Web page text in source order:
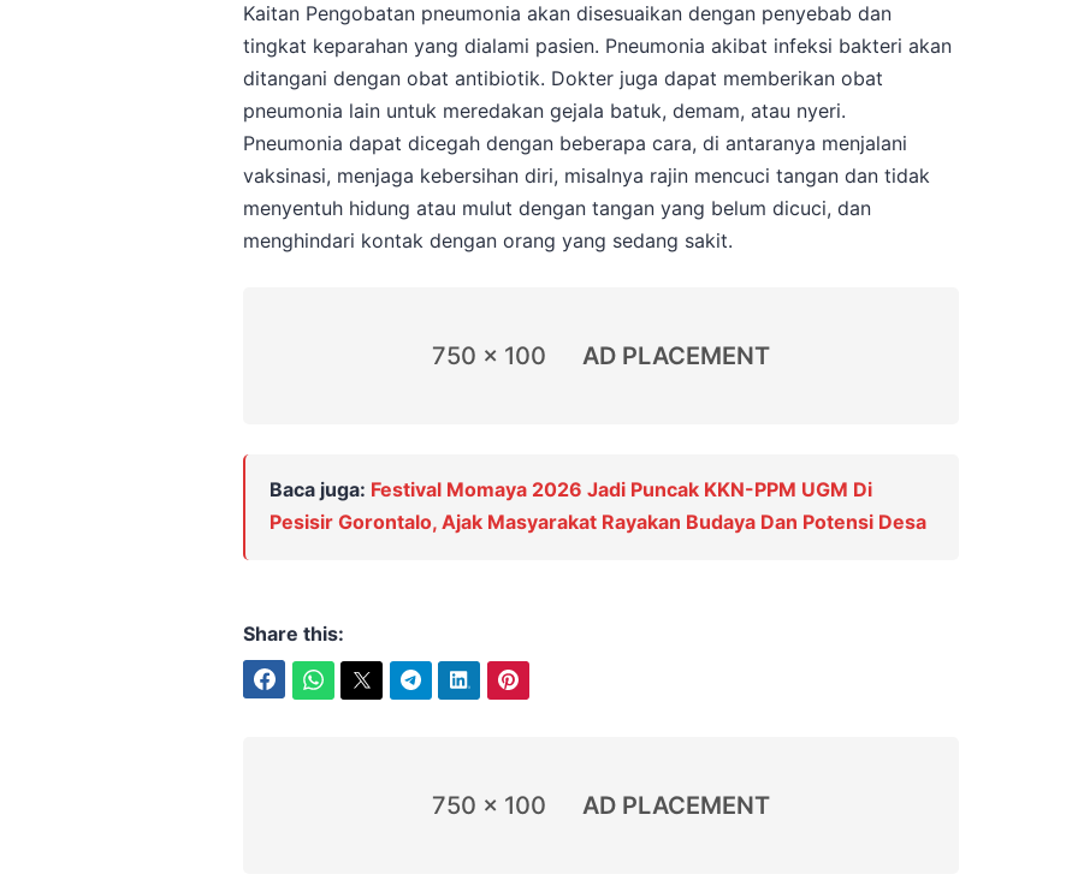
Kaitan Pengobatan pneumonia akan disesuaikan dengan penyebab dan
tingkat keparahan yang dialami pasien. Pneumonia akibat infeksi bakteri akan
ditangani dengan obat antibiotik. Dokter juga dapat memberikan obat
pneumonia lain untuk meredakan gejala batuk, demam, atau nyeri.
Pneumonia dapat dicegah dengan beberapa cara, di antaranya menjalani
vaksinasi, menjaga kebersihan diri, misalnya rajin mencuci tangan dan tidak
menyentuh hidung atau mulut dengan tangan yang belum dicuci, dan
menghindari kontak dengan orang yang sedang sakit.
750 x 100 AD PLACEMENT
Baca juga: Festival Momaya 2026 Jadi Puncak KKN-PPM UGM Di
Pesisir Gorontalo, Ajak Masyarakat Rayakan Budaya Dan Potensi Desa
Share this:
750 x 100 AD PLACEMENT